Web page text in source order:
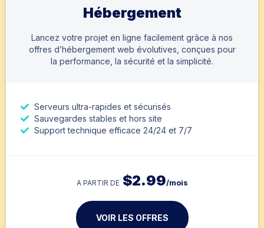
Hébergement
Lancez votre projet en ligne facilement grâce à nos
offres d’hébergement web évolutives, conçues pour
la performance, la sécurité et la simplicité.
Serveurs ultra-rapides et sécurisés
Sauvegardes stables et hors site
Support technique efficace 24/24 et 7/7
A PARTIR DE $2.99/mois
VOIR LES OFFRES